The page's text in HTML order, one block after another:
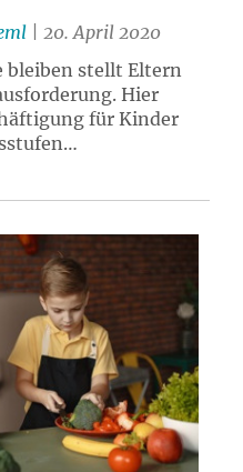
| 20. April 2020
bleiben stellt Eltern
Hier
für Kinder